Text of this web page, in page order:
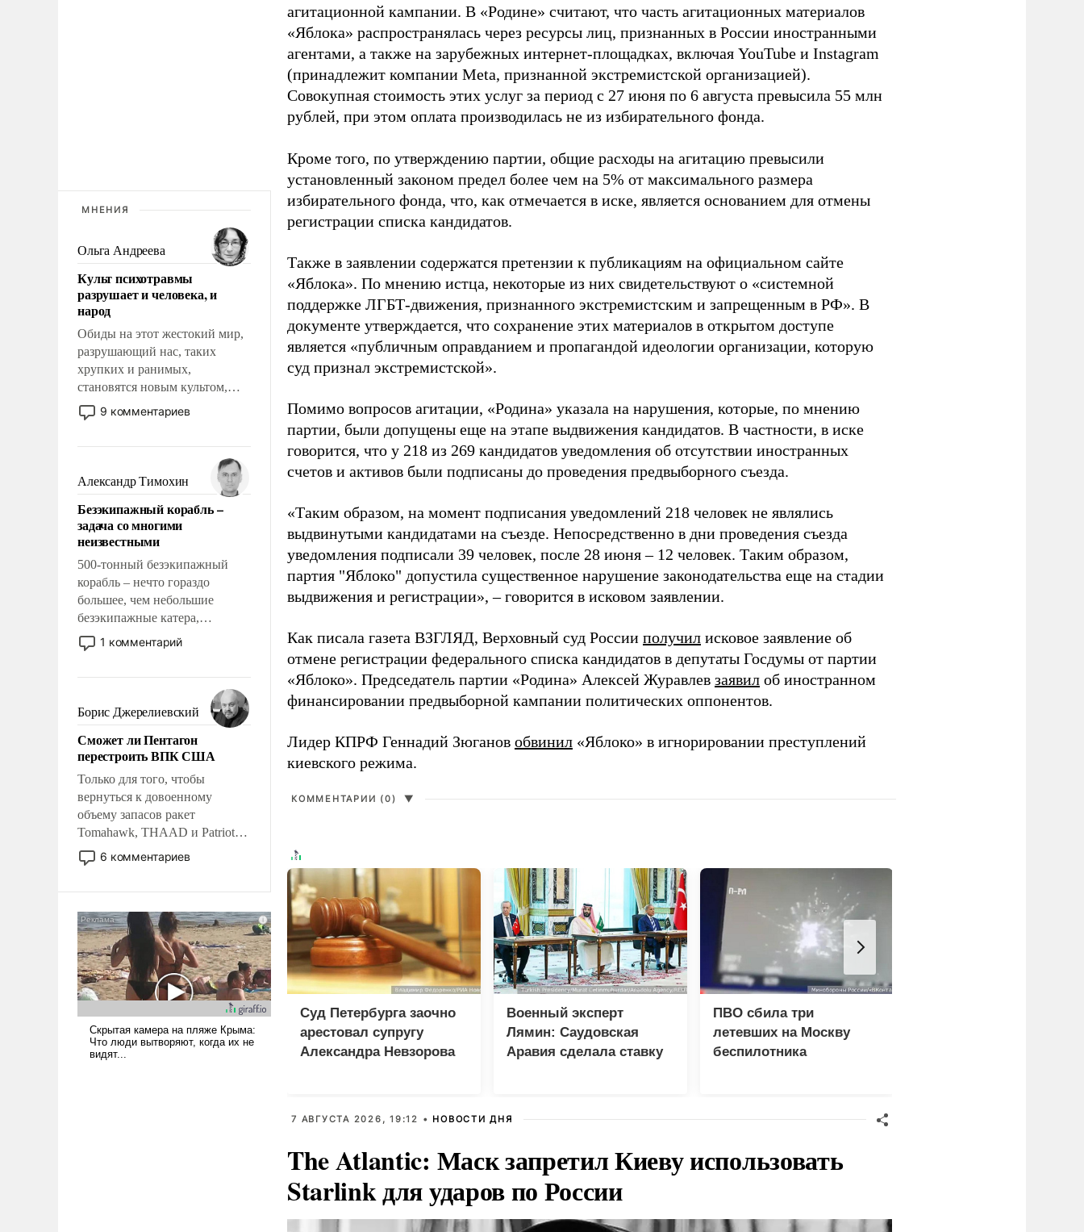
МНЕНИЯ
Ольга Андреева
Культ психотравмы
разрушает и человека, и
народ
Обиды на этот жестокий мир,
разрушающий нас, таких
хрупких и ранимых,
становятся новым культом,
постепенно вытесняя и
отменяя традиционное
мужественным и твердым под
ударами судьбы, брать на себя
ответственность, помогать
слабым, идти вперед и
адаптироваться.
9 комментариев
Александр Тимохин
Безэкипажный корабль –
задача со многими
неизвестными
500-тонный безэкипажный
корабль – нечто гораздо
большее, чем небольшие
безэкипажные катера,
применение которых уже
стало обыденностью. Задача по
сложна и амбициозна. Однако
и ее реализация радикально
поднимет наши боевые
возможности.
1 комментарий
Борис Джерелиевский
Сможет ли Пентагон
перестроить ВПК США
Только для того, чтобы
вернуться к довоенному
объему запасов ракет
Tomahawk, THAAD и Patriot
США потребуется более трех
лет. Даже небольшая война с
Сложившаяся ситуация
означает многолетний период
уязвимости США, например,
перед Китаем.
6 комментариев
агитационной кампании. В «Родине» считают, что часть агитационных материалов
«Яблока» распространялась через ресурсы лиц, признанных в России иностранными
агентами, а также на зарубежных интернет-площадках, включая YouTube и Instagram
(принадлежит компании Meta, признанной экстремистской организацией).
Совокупная стоимость этих услуг за период с 27 июня по 6 августа превысила 55 млн
рублей, при этом оплата производилась не из избирательного фонда.
Кроме того, по утверждению партии, общие расходы на агитацию превысили
установленный законом предел более чем на 5% от максимального размера
избирательного фонда, что, как отмечается в иске, является основанием для отмены
регистрации списка кандидатов.
Также в заявлении содержатся претензии к публикациям на официальном сайте
«Яблока». По мнению истца, некоторые из них свидетельствуют о «системной
поддержке ЛГБТ-движения, признанного экстремистским и запрещенным в РФ». В
документе утверждается, что сохранение этих материалов в открытом доступе
является «публичным оправданием и пропагандой идеологии организации, которую
суд признал экстремистской».
Помимо вопросов агитации, «Родина» указала на нарушения, которые, по мнению
партии, были допущены еще на этапе выдвижения кандидатов. В частности, в иске
говорится, что у 218 из 269 кандидатов уведомления об отсутствии иностранных
счетов и активов были подписаны до проведения предвыборного съезда.
«Таким образом, на момент подписания уведомлений 218 человек не являлись
выдвинутыми кандидатами на съезде. Непосредственно в дни проведения съезда
уведомления подписали 39 человек, после 28 июня – 12 человек. Таким образом,
партия "Яблоко" допустила существенное нарушение законодательства еще на стадии
выдвижения и регистрации», – говорится в исковом заявлении.
Как писала газета ВЗГЛЯД, Верховный суд России получил исковое заявление об
отмене регистрации федерального списка кандидатов в депутаты Госдумы от партии
«Яблоко». Председатель партии «Родина» Алексей Журавлев заявил об иностранном
финансировании предвыборной кампании политических оппонентов.
Лидер КПРФ Геннадий Зюганов обвинил «Яблоко» в игнорировании преступлений
киевского режима.
КОММЕНТАРИИ (0) ▼
Суд Петербурга заочно
арестовал супругу
Александра Невзорова
Военный эксперт
Лямин: Саудовская
Аравия сделала ставку
ПВО сбила три
летевших на Москву
беспилотника
7 АВГУСТА 2026, 19:12 • НОВОСТИ ДНЯ
The Atlantic: Маск запретил Киеву использовать
Starlink для ударов по России